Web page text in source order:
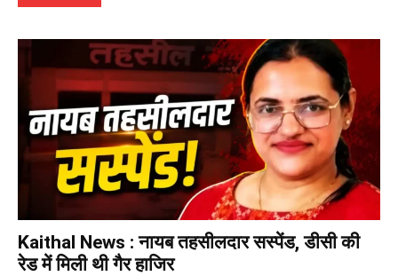
Kaithal News : नायब तहसीलदार सस्पेंड, डीसी की
रेड में मिली थी गैर हाजिर